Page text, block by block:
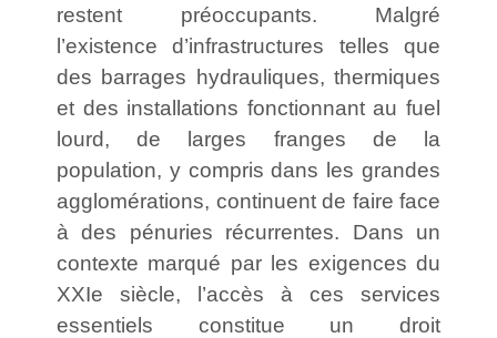
restent préoccupants. Malgré
l’existence d’infrastructures telles que
des barrages hydrauliques, thermiques
et des installations fonctionnant au fuel
lourd, de larges franges de la
population, y compris dans les grandes
agglomérations, continuent de faire face
à des pénuries récurrentes. Dans un
contexte marqué par les exigences du
XXIe siècle, l’accès à ces services
essentiels constitue un droit